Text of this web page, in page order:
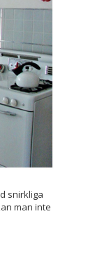
snirkliga
man inte